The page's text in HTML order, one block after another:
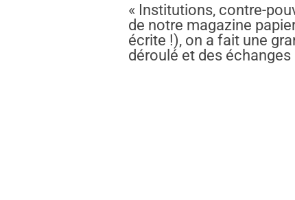
« Institutions, contre-
de notre magazine
écrite !), on a fait une
déroulé et des